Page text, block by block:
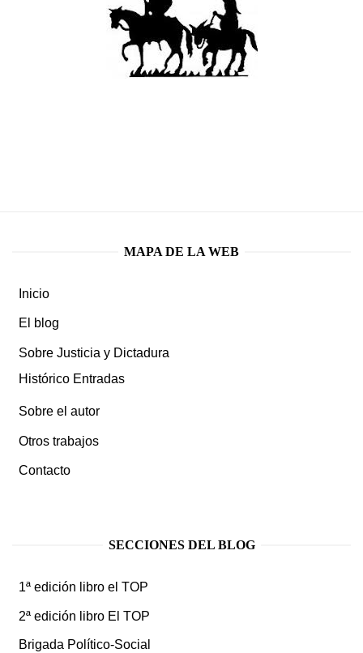
MAPA DE LA WEB
Inicio
El blog
Sobre Justicia y Dictadura
Histórico Entradas
Sobre el autor
Otros trabajos
Contacto
SECCIONES DEL BLOG
1ª edición libro el TOP
2ª edición libro El TOP
Brigada Político-Social